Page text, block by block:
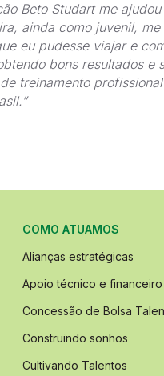
Beto Studart me
ainda como juvenil,
eu pudesse viajar e
bons resultados e
treinamento
COMO ATUAMOS
Alianças estratégicas
Apoio técnico e financeiro
Concessão de Bolsa
Construindo sonhos
Cultivando Talentos